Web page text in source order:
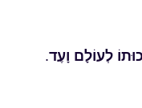
לְעוֹלָם וָעֶד.